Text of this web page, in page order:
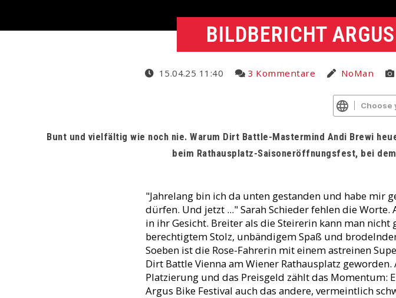
BILDBERICHT
15.04.25 11:40 3 Kommentare NoMan
Choose
Bunt und vielfältig wie noch nie. Warum Dirt Battle-Mastermind Andi Brewi
beim Rathausplatz-Saisoneröffnungsfest, bei
"Jahrelang bin ich da unten gestanden und habe mir
dürfen. Und jetzt ..." Sarah Schieder fehlen die
in ihr Gesicht. Breiter als die Steirerin kann man nicht
berechtigtem Stolz, unbändigem Spaß und
Soeben ist die Rose-Fahrerin mit einem astreinen
Dirt Battle Vienna am Wiener Rathausplatz
Platzierung und das Preisgeld zählt das
Argus Bike Festival auch das andere, vermeintlich